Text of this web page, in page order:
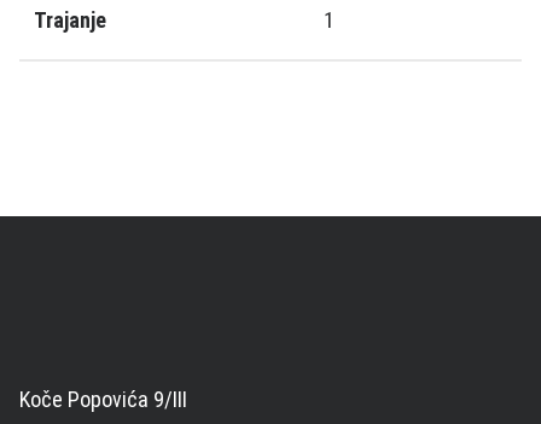
Trajanje 1
Koče Popovića 9/III